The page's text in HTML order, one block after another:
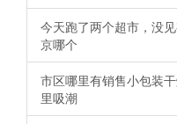
今天跑了两个超市，没
京哪个
市区哪里有销售小包装
里吸潮